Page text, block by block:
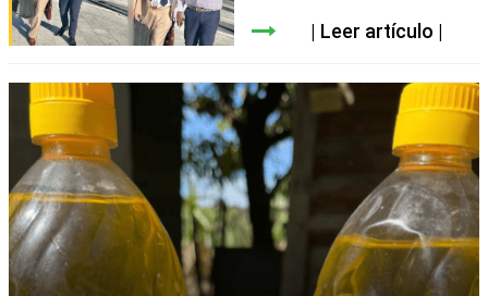
Leer artículo